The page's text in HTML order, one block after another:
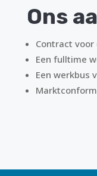
Ons
Contract
Een fulltime
Een werkbus